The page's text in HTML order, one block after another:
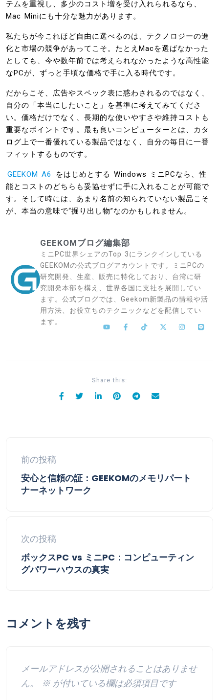
テムを重視し、多少のコスト増を受け入れられるなら、
Mac Miniにも十分な魅力があります。
私たちが今これほど自由に選べるのは、テクノロジーの進
化と市場の競争があってこそ。たとえMacを選ばなかった
としても、今や数年前では考えられなかったような高性能
なPCが、ずっと手頃な価格で手に入る時代です。
だからこそ、広告やスペック表に惑わされるのではなく、
自分の「本当にしたいこと」を基準に考えてみてくださ
い。価格だけでなく、長期的な使いやすさや維持コストも
重要なポイントです。最も良いコンピューターとは、カタ
ログ上で一番優れている製品ではなく、自分の毎日に一番
フィットするものです。
GEEKOM A6
をはじめとする Windows ミニPCなら、性
能とコストのどちらも妥協せずに手に入れることが可能で
す。そして時には、あまり名前の知られていない製品こそ
が、本当の意味で“掘り出し物”なのかもしれません。
GEEKOMブログ編集部
ミニPC世界シェアのTop 3にランクインしている
GEEKOMの公式ブログアカウントです。ミニPCの
研究開発、生産、販売に特化しており、台湾に研
究開発本部を構え、世界各国に支社を展開してい
ます。公式ブログでは、Geekom新製品の情報や活
用方法、お役立ちのテクニックなどを配信してい
ます。
Share this:
前の投稿
安心と信頼の証：GEEKOMのメモリパート
ナーネットワーク
次の投稿
ボックスPC vs ミニPC：コンピューティン
グパワーハウスの真実
コメントを残す
メールアドレスが公開されることはありませ
ん。
※が付いている欄は必須項目です